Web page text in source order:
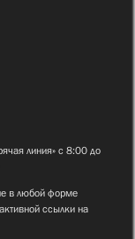
линия» с 8:00 до
в любой форме
ссылки на